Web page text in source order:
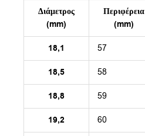
Διάμετρος
(mm)
Περιφέρεια
(mm)
18,1 57
18,5 58
18,8 59
19,2 60